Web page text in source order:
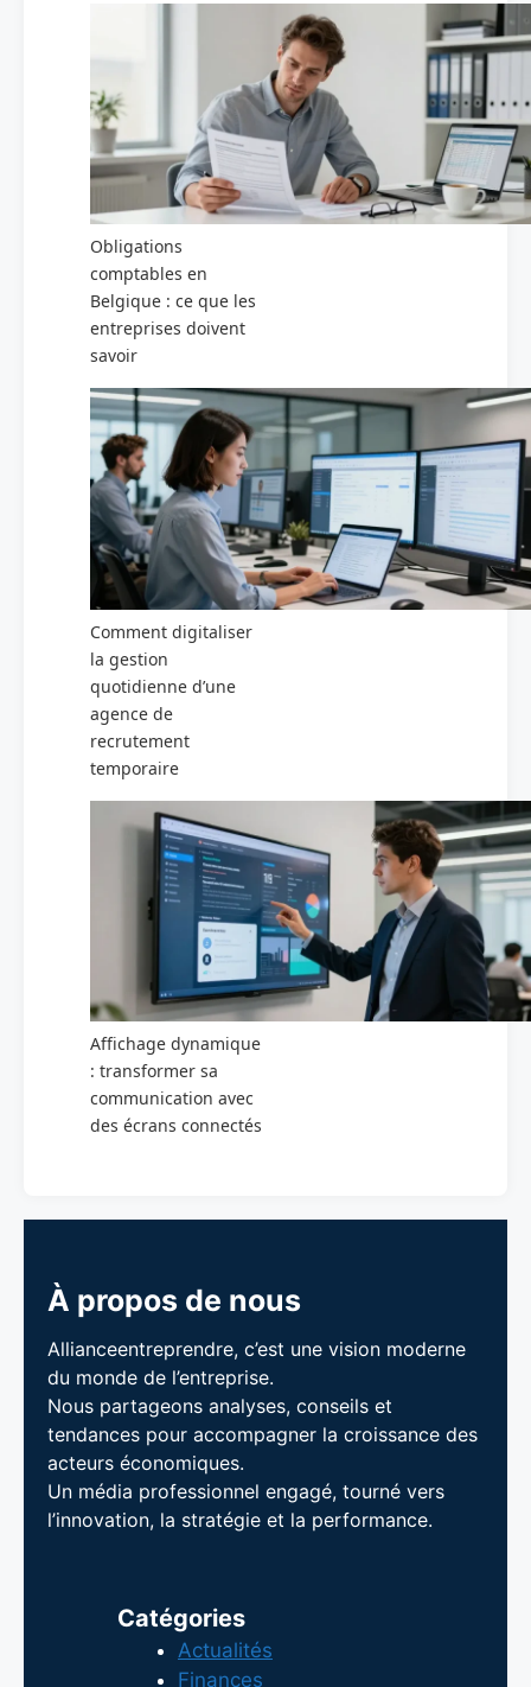
Obligations
comptables en
Belgique : ce que les
entreprises doivent
savoir
Comment digitaliser
la gestion
quotidienne d’une
agence de
recrutement
temporaire
Affichage dynamique
: transformer sa
communication avec
des écrans connectés
À propos de nous
Allianceentreprendre, c’est une vision moderne
du monde de l’entreprise.
Nous partageons analyses, conseils et
tendances pour accompagner la croissance des
acteurs économiques.
Un média professionnel engagé, tourné vers
l’innovation, la stratégie et la performance.
Catégories
Actualités
Finances